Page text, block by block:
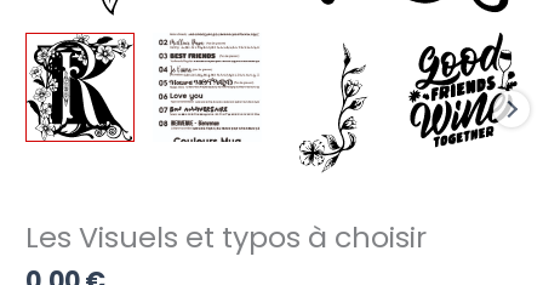
Les Visuels et typos à choisir